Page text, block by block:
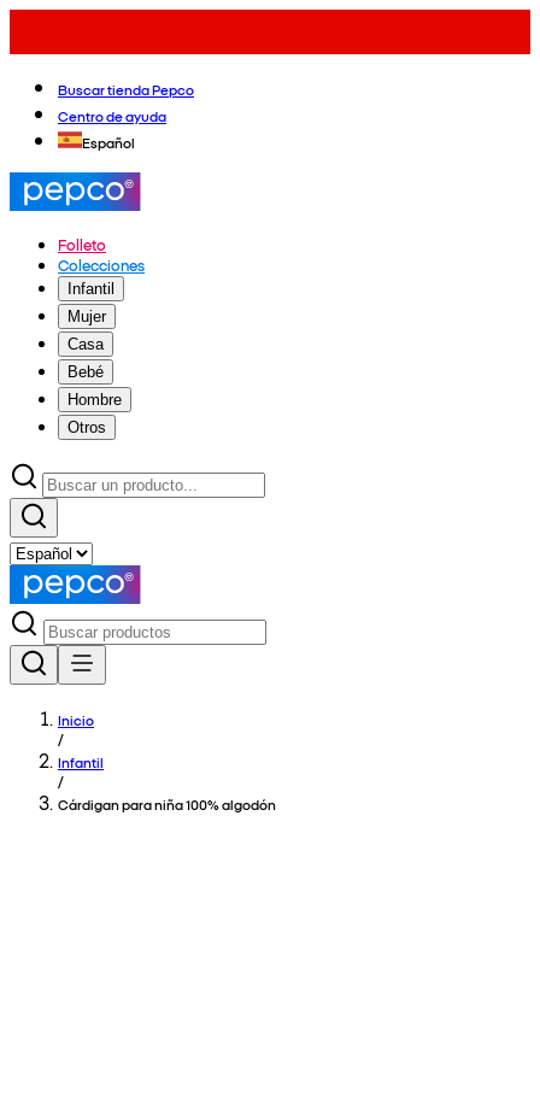
Buscar tienda Pepco
Centro de ayuda
Español
Folleto
Colecciones
Infantil
Mujer
Casa
Bebé
Hombre
Otros
Inicio
/
Infantil
/
Cárdigan para niña 100% algodón